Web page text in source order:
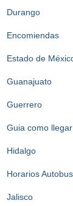
Durango
Encomiendas
Estado de
Guanajuato
Guerrero
Guia como
Hidalgo
Horarios
Jalisco